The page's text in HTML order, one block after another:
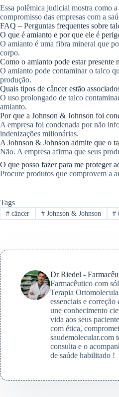
Essa polêmica judicial mostra como
compromisso das empresas com a
FAQ – Perguntas frequentes sobre
O que é amianto e por que ele é
O amianto é uma fibra mineral que
corpo.
Como o amianto pode estar presente
O amianto pode contaminar o talco
produção.
Quais tipos de câncer estão
O uso prolongado de talco
amianto.
Por que a Johnson & Johnson foi
A empresa foi condenada por não
indenizações milionárias.
A Johnson & Johnson admite que o
Não. A empresa afirma que seus
O que posso fazer para me proteger
Procure produtos que comprovem a
Tags
#câncer #Johnson & Johnson #
Dr Riedel -
Farmacêutico com
Terapia
essenciais e
une conhecimento
vida aos seus
com ética,
saudemolecular.com
consulta e o
de saúde habilitado !